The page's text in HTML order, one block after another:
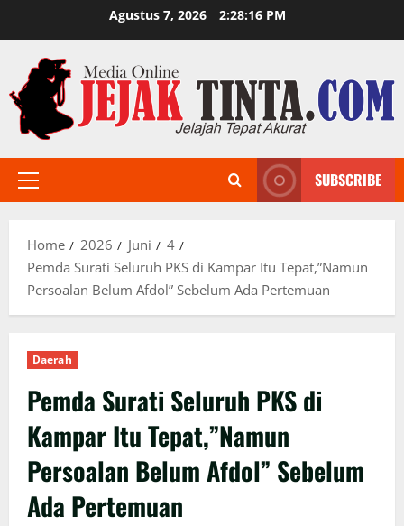
to
content
Agustus 7, 2026 2:28:17 PM
Primary
SUBSCRIBE
Home 2026 Juni
4
Pemda Surati Seluruh PKS di Kampar Itu Tepat,”Namun
Persoalan Belum Afdol” Sebelum Ada Pertemuan
Daerah
Pemda Surati Seluruh PKS di
Kampar Itu Tepat,”Namun
Persoalan Belum Afdol” Sebelum
Ada Pertemuan